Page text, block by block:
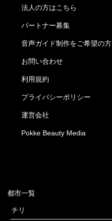
法人の方はこちら
パートナー募集
音声ガイド制作をご希望の方
お問い合わせ
利用規約
プライバシーポリシー
運営会社
Pokke Beauty Media
都市一覧
チリ